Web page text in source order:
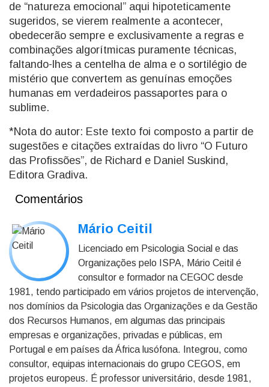
de “natureza emocional” aqui hipoteticamente
sugeridos, se vierem realmente a acontecer,
obedecerão sempre e exclusivamente a regras e
combinações algorítmicas puramente técnicas,
faltando-lhes a centelha de alma e o sortilégio de
mistério que convertem as genuínas emoções
humanas em verdadeiros passaportes para o
sublime.
*Nota do autor: Este texto foi composto a partir de
sugestões e citações extraídas do livro “O Futuro
das Profissões”, de Richard e Daniel Suskind,
Editora Gradiva.
Comentários
Mário Ceitil
Licenciado em Psicologia Social e das
Organizações pelo ISPA, Mário Ceitil é
consultor e formador na CEGOC desde
1981, tendo participado em vários projetos de intervenção,
nos domínios da Psicologia das Organizações e da Gestão
dos Recursos Humanos, em algumas das principais
empresas e organizações, privadas e públicas, em
Portugal e em países da África lusófona. Integrou, como
consultor, equipas internacionais do grupo CEGOS, em
projetos europeus. É professor universitário, desde 1981,